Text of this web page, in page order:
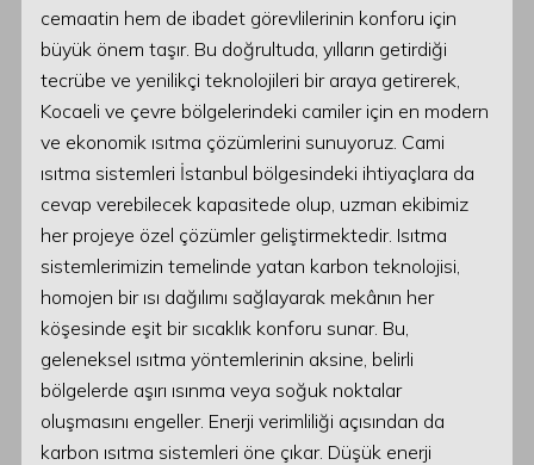
cemaatin hem de ibadet görevlilerinin konforu için
büyük önem taşır. Bu doğrultuda, yılların getirdiği
tecrübe ve yenilikçi teknolojileri bir araya getirerek,
Kocaeli ve çevre bölgelerindeki camiler için en modern
ve ekonomik ısıtma çözümlerini sunuyoruz. Cami
ısıtma sistemleri İstanbul bölgesindeki ihtiyaçlara da
cevap verebilecek kapasitede olup, uzman ekibimiz
her projeye özel çözümler geliştirmektedir. Isıtma
sistemlerimizin temelinde yatan karbon teknolojisi,
homojen bir ısı dağılımı sağlayarak mekânın her
köşesinde eşit bir sıcaklık konforu sunar. Bu,
geleneksel ısıtma yöntemlerinin aksine, belirli
bölgelerde aşırı ısınma veya soğuk noktalar
oluşmasını engeller. Enerji verimliliği açısından da
karbon ısıtma sistemleri öne çıkar. Düşük enerji